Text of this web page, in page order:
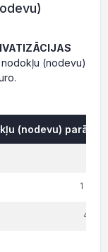
(nodevu)
(nodevu) parāds,
1